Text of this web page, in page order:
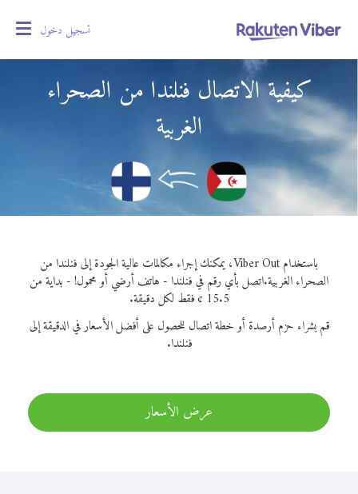
تسجيل دخول
كيفية الاتصال فنلندا من الصحراء
الغربية
باستخدام Viber Out، يمكنك إجراء مكالمات عالية الجودة إلى فنلندا من
الصحراء الغربية.اتصل بأي رقم في فنلندا - هاتف أرضي أو محمول! - بداية من
15.5 ¢ فقط لكل دقيقة.
قم بشراء حزم أرصدة أو خطة اتصال للحصول على أفضل الأسعار في الدقيقة إلى
فنلندا.
عرض الأسعار